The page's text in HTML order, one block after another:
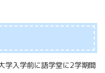
学入学前に語学堂に2学期間